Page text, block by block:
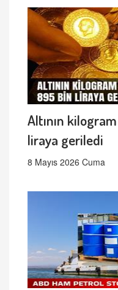
Altının
liraya geriledi
8 Mayıs 2026 Cuma